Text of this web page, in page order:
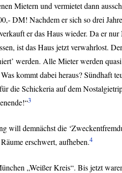
Mietern und vermietet dann
DM! Nachdem er sich so drei
er das Haus wieder. Da er
ist das Haus jetzt verwahrlost.
werden. Alle Mieter werden
kommt dabei heraus? Sündhaft
die Schickeria auf dem
3
will demnächst die
erschwert, aufheben.4
„Weißer Kreis“. Bis jetzt